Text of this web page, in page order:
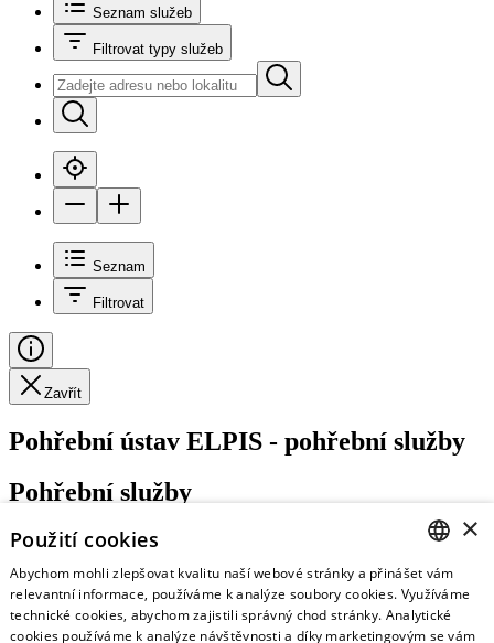
Seznam služeb
Filtrovat typy služeb
Seznam
Filtrovat
Zavřít
Pohřební ústav ELPIS - pohřební služby
Pohřební služby
https://www.krematorium.cz/ CZECH
ENGLISH
×
Použití cookies
Abychom mohli zlepšovat kvalitu naší webové stránky a přinášet vám
relevantní informace, používáme k analýze soubory cookies. Využíváme
technické cookies, abychom zajistili správný chod stránky. Analytické
cookies používáme k analýze návštěvnosti a díky marketingovým se vám